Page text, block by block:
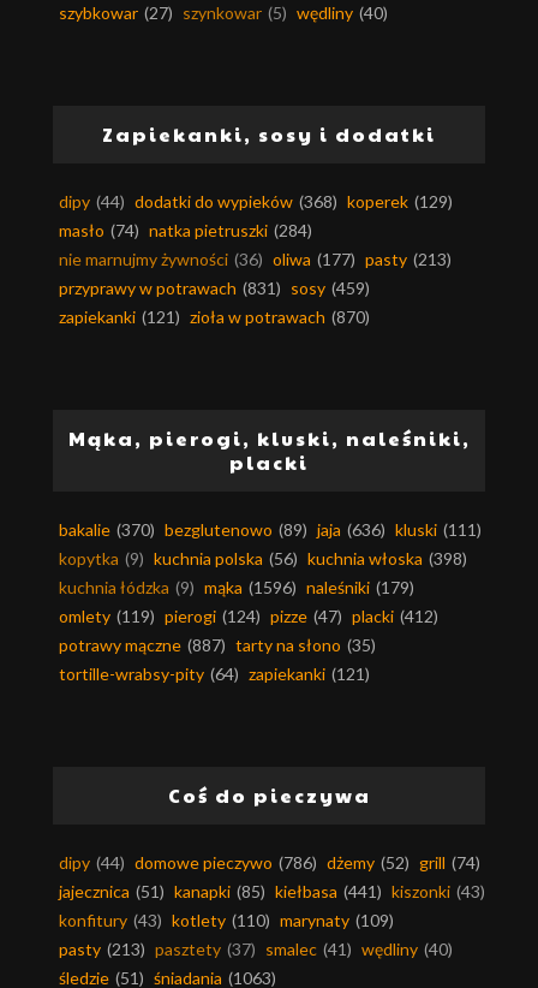
szybkowar (27) szynkowar (5) wędliny (40)
Zapiekanki, sosy i dodatki
dipy (44) dodatki do wypieków (368) koperek (129)
masło (74) natka pietruszki (284)
nie marnujmy żywności (36) oliwa (177) pasty (213)
przyprawy w potrawach (831) sosy (459)
zapiekanki (121) zioła w potrawach (870)
Mąka, pierogi, kluski, naleśniki,
placki
bakalie (370) bezglutenowo (89) jaja (636) kluski (111)
kopytka (9) kuchnia polska (56) kuchnia włoska (398)
kuchnia łódzka (9) mąka (1596) naleśniki (179)
omlety (119) pierogi (124) pizze (47) placki (412)
potrawy mączne (887) tarty na słono (35)
tortille-wrabsy-pity (64) zapiekanki (121)
Coś do pieczywa
dipy (44) domowe pieczywo (786) dżemy (52) grill (74)
jajecznica (51) kanapki (85) kiełbasa (441) kiszonki (43)
konfitury (43) kotlety (110) marynaty (109)
pasty (213) pasztety (37) smalec (41) wędliny (40)
śledzie (51) śniadania (1063)